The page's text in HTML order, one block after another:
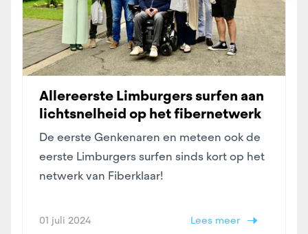
Allereerste Limburgers surfen aan
lichtsnelheid op het fibernetwerk
De eerste Genkenaren en meteen ook de
eerste Limburgers surfen sinds kort op het
netwerk van Fiberklaar!
01 juli 2024 Lees meer